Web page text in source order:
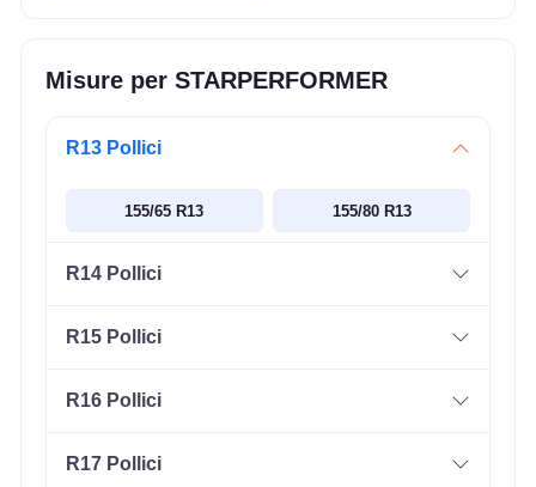
Misure per STARPERFORMER
R13 Pollici
155/65 R13 155/80 R13
R14 Pollici
R15 Pollici
R16 Pollici
R17 Pollici